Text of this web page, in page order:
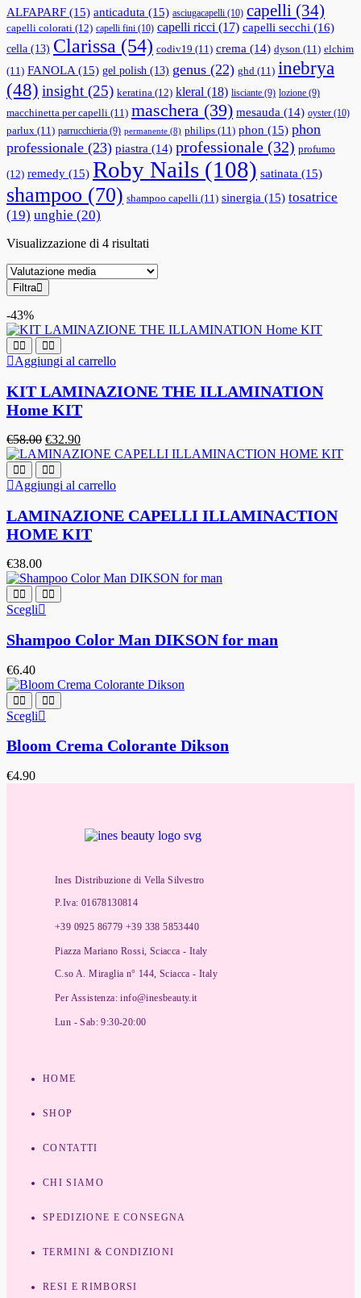
ALFAPARF (15) anticaduta (15) asciugacapelli (10) capelli (34)
capelli colorati (12) capelli fini (10) capelli ricci (17) capelli secchi (16)
cella (13) Clarissa (54) codiv19 (11) crema (14) dyson (11) elchim
(11) FANOLA (15) gel polish (13) genus (22) ghd (11) inebrya
(48) insight (25) keratina (12) kleral (18) lisciante (9) lozione (9)
macchinetta per capelli (11) maschera (39) mesauda (14) oyster (10)
parlux (11) parrucchieria (9) permanente (8) philips (11) phon (15) phon
professionale (23) piastra (14) professionale (32) profumo
(12) remedy (15) Roby Nails (108) satinata (15)
shampoo (70) shampoo capelli (11) sinergia (15) tosatrice
(19) unghie (20)
Visualizzazione di 4 risultati
Filtra
-43%
Aggiungi al carrello
KIT LAMINAZIONE THE ILLAMINATION
Home KIT
€58.00 €32.90
Aggiungi al carrello
LAMINAZIONE CAPELLI ILLAMINACTION
HOME KIT
€38.00
Scegli
Shampoo Color Man DIKSON for man
€6.40
Scegli
Bloom Crema Colorante Dikson
€4.90
Ines Distribuzione di Vella Silvestro
P.Iva: 01678130814
+39 0925 86779 +39 338 5853440
Piazza Mariano Rossi, Sciacca - Italy
C.so A. Miraglia n° 144, Sciacca - Italy
Per Assistenza: info@inesbeauty.it
Lun - Sab: 9:30-20:00
HOME
SHOP
CONTATTI
CHI SIAMO
SPEDIZIONE E CONSEGNA
TERMINI & CONDIZIONI
RESI E RIMBORSI